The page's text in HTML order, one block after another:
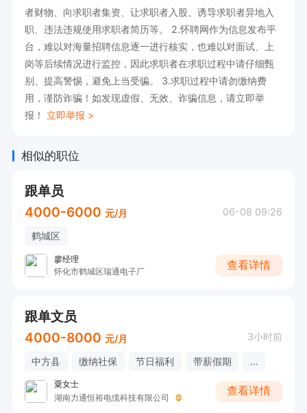
者财物、向求职者集资、让求职者入股、诱导求职者异地入
职、违法违规使用求职者简历等。 2.怀聘网作为信息发布平
台，难以对海量招聘信息逐一进行核实，也难以对面试、上
岗等后续情况进行监控，因此求职者在求职过程中请仔细甄
别、提高警惕，避免上当受骗。 3.求职过程中请勿缴纳费
用，谨防诈骗！如发现虚假、无效、诈骗信息，请立即举
报！ 立即举报 >
相似的职位
跟单员
4000-6000 元/月 06-08 09:26
鹤城区
廖经理
怀化市鹤城区瑞通电子厂
查看详情
跟单文员
4000-8000 元/月 3小时前
中方县 缴纳社保 节日福利 带薪假期 ...
粟女士
湖南力通恒裕电缆科技有限公司
查看详情